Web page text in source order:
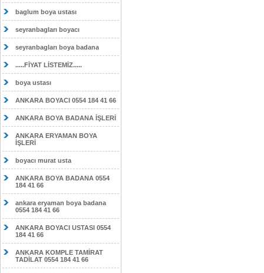
baglum boya ustası
seyranbagları boyacı
seyranbagları boya badana
.....FİYAT LİSTEMİZ.....
boya ustası
ANKARA BOYACI 0554 184 41 66
ANKARA BOYA BADANA İŞLERİ
ANKARA ERYAMAN BOYA
İŞLERİ
boyacı murat usta
ANKARA BOYA BADANA 0554
184 41 66
ankara eryaman boya badana
0554 184 41 66
ANKARA BOYACI USTASI 0554
184 41 66
ANKARA KOMPLE TAMİRAT
TADİLAT 0554 184 41 66